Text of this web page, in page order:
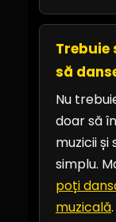
Trebuie
să
Nu
doar să
muzicii
simplu.
poți
muzicală.